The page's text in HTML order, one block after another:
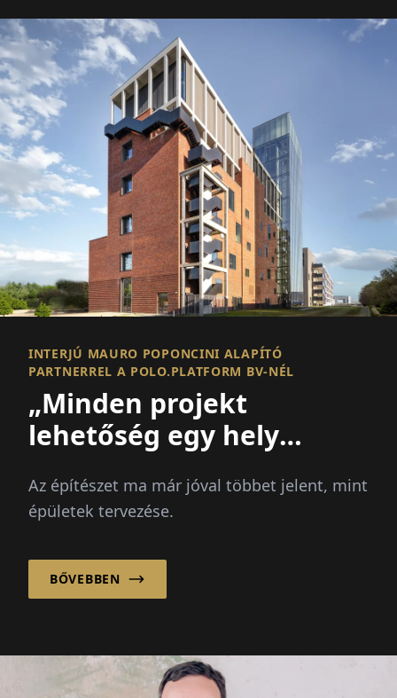
INTERJÚ MAURO POPONCINI ALAPÍTÓ
PARTNERREL A POLO.PLATFORM BV-NÉL
„Minden projekt
lehetőség egy hely
közösség
megerősítésére!”
Az építészet ma már jóval többet jelent, mint
épületek tervezése.
BŐVEBBEN